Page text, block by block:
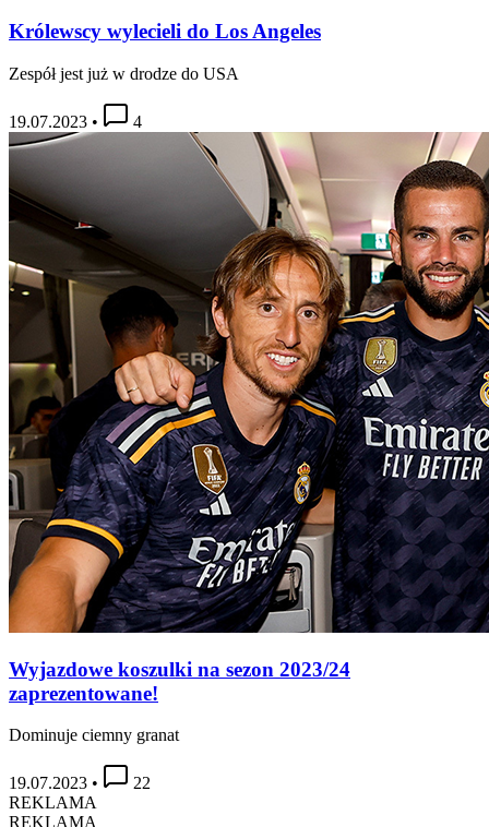
Królewscy wylecieli do Los Angeles
Zespół jest już w drodze do USA
19.07.2023 • 4
Wyjazdowe koszulki na sezon 2023/24
zaprezentowane!
Dominuje ciemny granat
19.07.2023 •
22
REKLAMA
REKLAMA